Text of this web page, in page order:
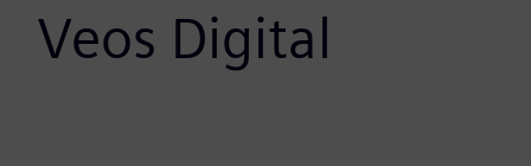
Veos Digital